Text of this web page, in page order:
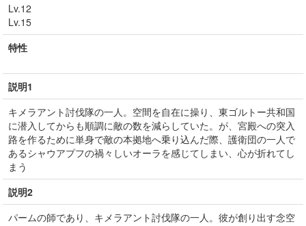
Lv.12
Lv.15
特性
説明1
キメラアント討伐隊の一人。空間を自在に操り、東ゴルトー共和国
に潜入してからも順調に敵の数を減らしていた。が、宮殿への突入
路を作るために単身で敵の本拠地へ乗り込んだ際、護衛団の一人で
あるシャウアプフの禍々しいオーラを感じてしまい、心が折れてし
まう
説明2
パームの師であり、キメラアント討伐隊の一人。彼が創り出す念空